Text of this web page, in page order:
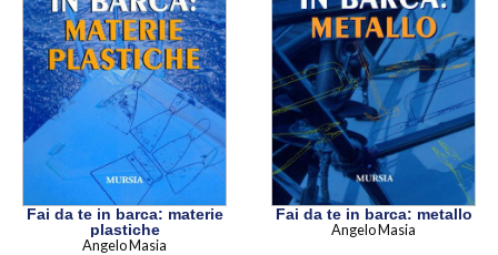
Fai da te in barca: materie
plastiche
Angelo Masia
Fai da te in barca: metallo
Angelo Masia